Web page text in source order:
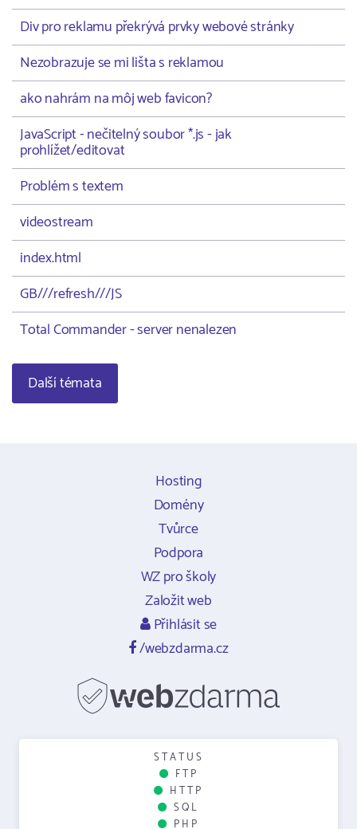
Div pro reklamu překrývá prvky webové stránky
Nezobrazuje se mi lišta s reklamou
ako nahrám na môj web favicon?
JavaScript - nečitelný soubor *.js - jak
prohlížet/editovat
Problém s textem
videostream
index.html
GB///refresh///JS
Total Commander - server nenalezen
Další témata
Hosting
Domény
Tvůrce
Podpora
WZ pro školy
Založit web
Přihlásit se
/webzdarma.cz
STATUS
FTP
HTTP
SQL
PHP